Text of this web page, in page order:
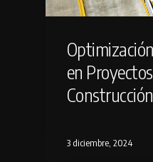
en
Construcción
3 diciembre, 2024